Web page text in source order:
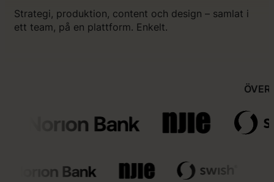
Strategi, produktion, content och design – samlat i
ett team, på en plattform. Enkelt.